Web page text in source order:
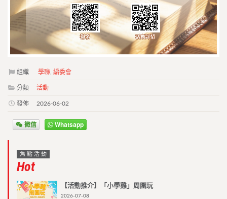
組織 學聯 編委會
分類 活動
發佈 2026-06-02
微信 Whatsapp
焦點活動
Hot
【活動推介】「小學雞」周圍玩
2026-07-08